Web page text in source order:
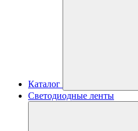
Каталог
Светодиодные ленты